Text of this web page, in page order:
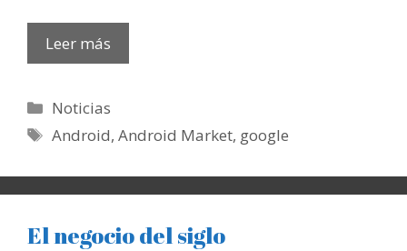
Leer más
Categorías
Noticias
Etiquetas
Android,Android Market, google
El negocio del siglo